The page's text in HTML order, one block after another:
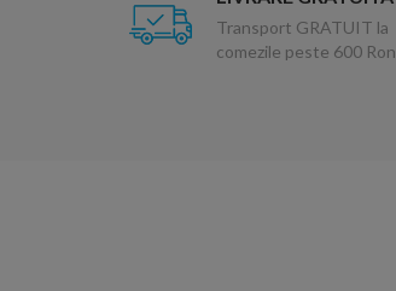
Transport GRATUIT la
comezile peste 600 Ron